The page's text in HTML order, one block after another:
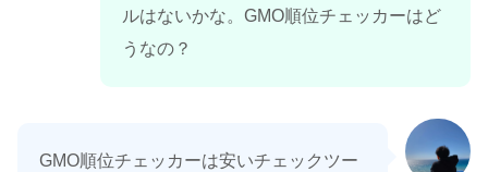
ルはないかな。GMO順位チェッカーはど
うなの？
GMO順位チェッカーは安いチェックツー